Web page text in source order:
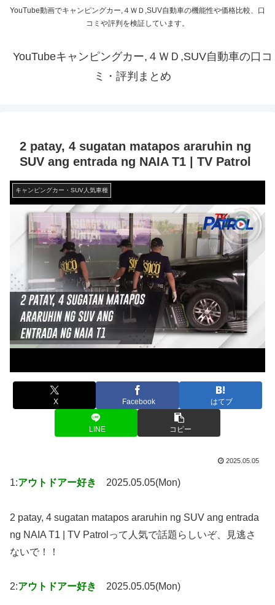
YouTube動画でキャンピングカー,４ＷＤ,SUV自動車の機能性や価格比較、口
コミや評判を検証しています。
YouTubeキャンピングカー,４ＷＤ,SUV自動車の口コ
ミ・評判まとめ
2 patay, 4 sugatan matapos araruhin ng
SUV ang entrada ng NAIA T1 | TV Patrol
キャンピングカー・SUV人気車種
X Facebook はてブ
LINE コピー
2025.05.05
1:アウトドアー好き 2025.05.05(Mon)
2 patay, 4 sugatan matapos araruhin ng SUV ang entrada
ng NAIA T1 | TV Patrolって人気で話題らしいぞ、見逃さ
ないで！！
2:アウトドアー好き 2025.05.05(Mon)